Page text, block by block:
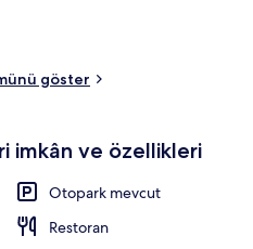
havuz ve yardıma hazır
göster
imkân ve özellikleri
Otopark mevcut
Restoran